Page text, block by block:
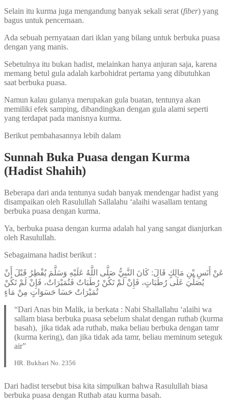
Selain itu kurma juga mengandung banyak sekali serat (fiber) yang
bagus untuk pencernaan.
Ada sebuah pernyataan dari iklan yang bilang untuk berbuka puasa
dengan yang manis.
Sebetulnya itu bukan hadist, melainkan hanya anjuran saja, karena
memang betul gula adalah karbohidrat pertama yang dibutuhkan
saat berbuka puasa.
Namun kalau gulanya merupakan gula buatan, tentunya akan
memiliki efek samping, dibandingkan dengan gula alami seperti
yang terdapat pada manisnya kurma.
Berikut pembahasannya lebih dalam
Sunnah Buka Puasa dengan Kurma
(Hadist Shahih)
Beberapa dari anda tentunya sudah banyak mendengar hadist yang
disampaikan oleh Rasulullah Sallalahu ‘alaihi wasallam tentang
berbuka puasa dengan kurma.
Ya, berbuka puasa dengan kurma adalah hal yang sangat dianjurkan
oleh Rasulullah.
Sebagaimana hadist berikut :
عَنْ أَنَسِ بْنِ مَالِكٍ قَالَ: كَانَ النَّبِيُّ صَلَّى اللَّهُ عَلَيْهِ وَسَلَّمَ يُفْطِرُ قَبْلَ أَنْ
يُصَلِّيَ عَلَى رُطَبَاتٍ، فَإِنْ لَمْ تَكُنْ رُطَبَاتٌ فَتُمَيْرَاتٌ، فَإِنْ لَمْ تَكُنْ
تُمَيْرَاتٌ حَسَا حَسَوَاتٍ مِنْ مَاءٍ
“Dari Anas bin Malik, ia berkata : Nabi Shallallahu ‘alaihi wa
sallam biasa berbuka puasa sebelum shalat dengan ruthab (kurma
basah), jika tidak ada ruthab, maka beliau berbuka dengan tamr
(kurma kering), dan jika tidak ada tamr, beliau meminum seteguk
air”
HR. Bukhari No. 2356
Dari hadist tersebut bisa kita simpulkan bahwa Rasulullah biasa
berbuka puasa dengan Ruthab atau kurma basah.